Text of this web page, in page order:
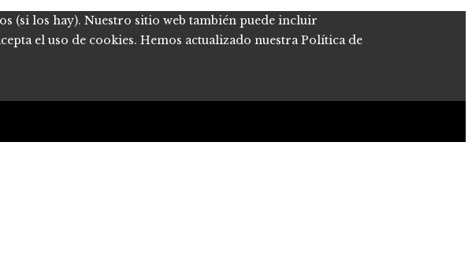
(si los hay). Nuestro sitio web también puede incluir
el uso de cookies. Hemos actualizado nuestra Política de